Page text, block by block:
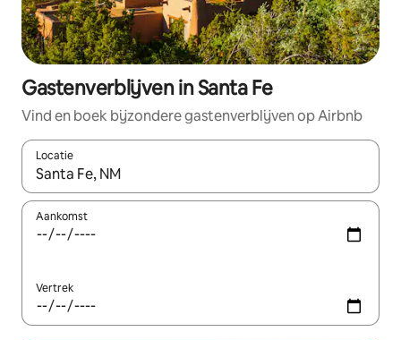
Gastenverblijven in Santa Fe
Vind en boek bijzondere gastenverblijven op Airbnb
Locatie
Wanneer er resultaten beschikbaar zijn, maak je een keuze
Aankomst
Vertrek